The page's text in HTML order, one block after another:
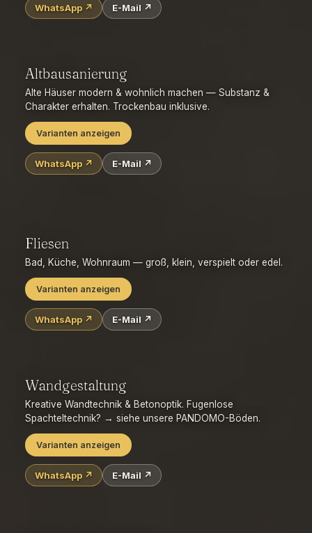
Komplettbad schlüsselfertig
Wanne raus – Dusche rein
Wellness-/Spa-Bad
Dusch-WC & Smart-Bad
WhatsApp ↗ E-Mail ↗
Altbausanierung
Alte Häuser modern & wohnlich machen — Substanz &
Charakter erhalten. Trockenbau inklusive.
Varianten anzeigen
Kernsanierung komplett
Untergrund & Feuchtigkeit
WhatsApp ↗ E-Mail ↗
Fliesen
Bad, Küche, Wohnraum — groß, klein, verspielt oder edel.
Varianten anzeigen
Großformat / XXL-Platten
Küchenrückwand
Verlegemuster (gerade/diagonal/Fischgrät)
WhatsApp ↗ E-Mail ↗
Wandgestaltung
Kreative Wandtechnik & Betonoptik. Fugenlose
Spachteltechnik? → siehe unsere PANDOMO-Böden.
Varianten anzeigen
Betonoptik / Spachteltechnik
WhatsApp ↗ E-Mail ↗